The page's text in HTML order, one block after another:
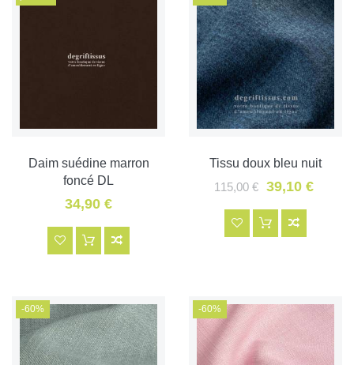
Daim suédine marron
foncé DL
34,90 €
Tissu doux bleu nuit
115,00 €
39,10 €
-60% -60%